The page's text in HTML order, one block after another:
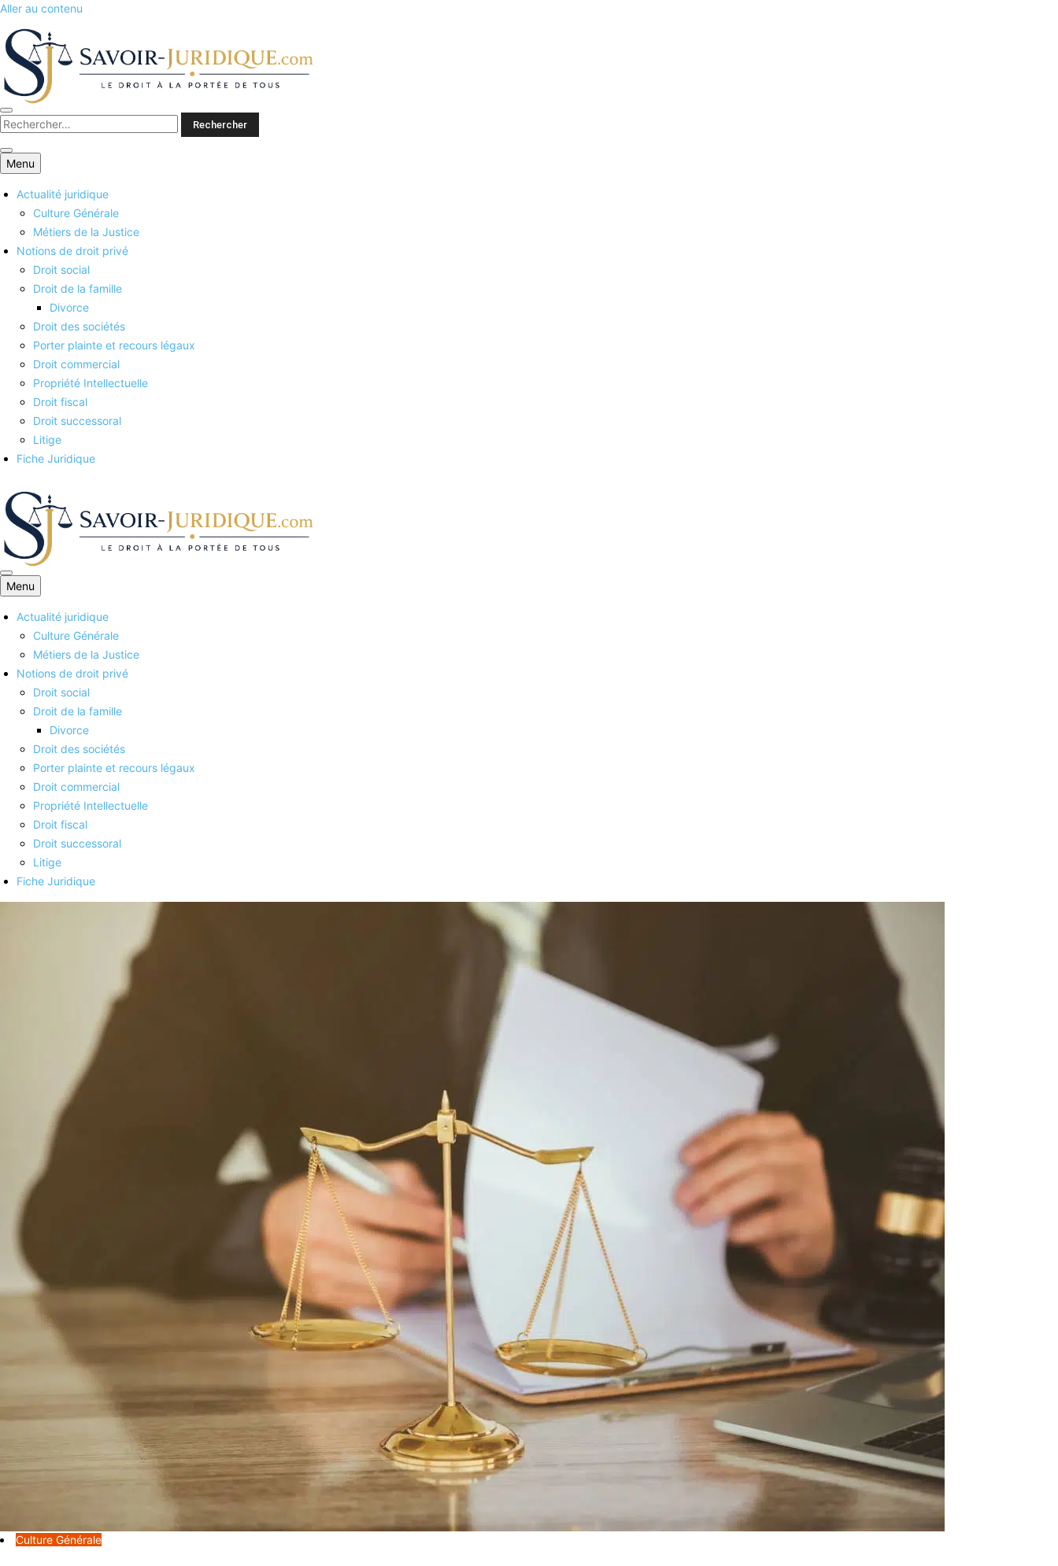
Aller au contenu
Savoirs juridiques
Menu
Actualité juridique
Culture Générale
Métiers de la Justice
Notions de droit privé
Droit social
Droit de la famille
Divorce
Droit des sociétés
Porter plainte et recours légaux
Droit commercial
Propriété Intellectuelle
Droit fiscal
Droit successoral
Litige
Fiche Juridique
Savoirs juridiques
Menu
Actualité juridique
Culture Générale
Métiers de la Justice
Notions de droit privé
Droit social
Droit de la famille
Divorce
Droit des sociétés
Porter plainte et recours légaux
Droit commercial
Propriété Intellectuelle
Droit fiscal
Droit successoral
Litige
Fiche Juridique
Culture Générale